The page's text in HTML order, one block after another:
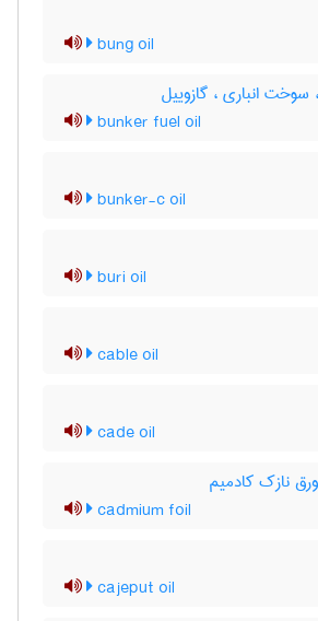
bung oil
سوخت انباری ، گازوییل
bunker fuel oil
bunker-c oil
buri oil
cable oil
cade oil
نازک کادمیم
cadmium foil
cajeput oil